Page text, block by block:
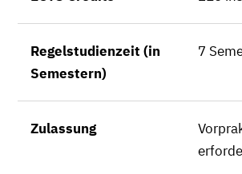
Regelstudienzeit (in
Semestern)
7
Zulassung